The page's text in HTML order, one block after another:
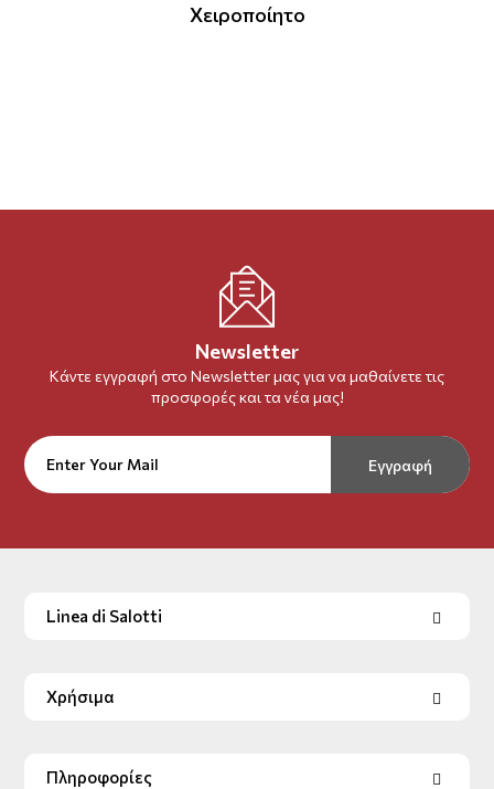
Χειροποίητο
Newsletter
Κάντε εγγραφή στο Newsletter μας για να μαθαίνετε τις
προσφορές και τα νέα μας!
Εγγραφή
Linea di Salotti
Χρήσιμα
Πληροφορίες